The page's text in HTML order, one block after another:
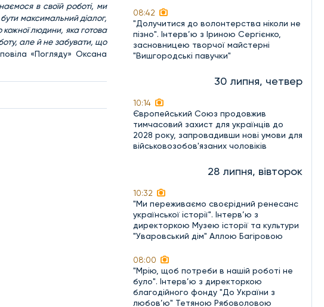
в своїй роботі, ми
максимальний діалог,
кожної людини, яка готова
але й не забувати, що
«Погляду» Оксана
08:42
"Долучитися до волонтерства ніколи не
пізно". Інтерв’ю з Іриною Сергієнко,
засновницею творчої майстерні
"Вишгородські павучки"
30 липня, четвер
10:14
Європейський Союз продовжив
тимчасовий захист для українців до
2028 року, запровадивши нові умови для
військовозобов'язаних чоловіків
28 липня, вівторок
10:32
"Ми переживаємо своєрідний ренесанс
української історії". Інтерв’ю з
директоркою Музею історії та культури
"Уваровський дім" Аллою Багіровою
08:00
"Мрію, щоб потреби в нашій роботі не
було". Інтерв’ю з директоркою
благодійного фонду "До України з
любов’ю" Тетяною Рябоволовою